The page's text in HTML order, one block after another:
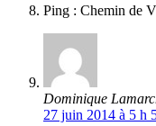
Ping : Chemin de
Dominique
27 juin 2014 à 5 h